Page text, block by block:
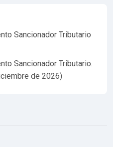
Sancionador Tributario
Sancionador Tributario.
de 2026)